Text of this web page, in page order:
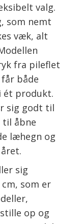
valg.
som nemt
væk, alt
fra pileflet
både
ét produkt.
sig godt til
åbne
læhegn og
sig
som er
op og